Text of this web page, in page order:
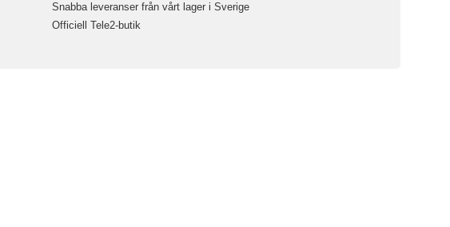
Snabba leveranser från vårt lager i Sverige
Officiell Tele2-butik